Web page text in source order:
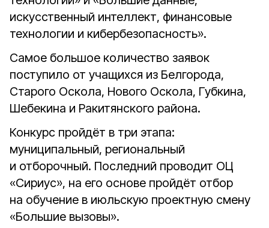
искусственный интеллект, финансовые
технологии и кибербезопасность».
Самое большое количество заявок
поступило от учащихся из Белгорода,
Старого Оскола, Нового Оскола, Губкина,
Шебекина и Ракитянского района.
Конкурс пройдёт в три этапа:
муниципальный, региональный
и отборочный. Последний проводит ОЦ
«Сириус», на его основе пройдёт отбор
на обучение в июльскую проектную смену
«Большие вызовы».